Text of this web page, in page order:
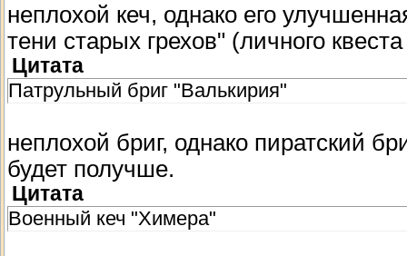
неплохой кеч, однако его
тени старых грехов" (личного
Цитата
Патрульный бриг "Валькирия"
неплохой бриг, однако пиратский
будет получше.
Цитата
Военный кеч "Химера"